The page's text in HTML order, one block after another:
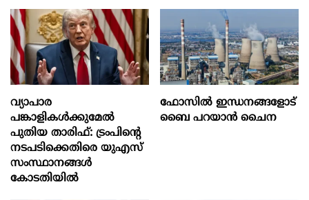
വ്യാപാര
പങ്കാളികൾക്കുമേൽ
പുതിയ താരിഫ്: ട്രംപിന്‍റെ
നടപടിക്കെതിരെ യുഎസ്
സംസ്ഥാനങ്ങൾ
കോടതിയിൽ
ഫോസിൽ ഇന്ധനങ്ങളോട്
ബൈ പറയാൻ ചൈന